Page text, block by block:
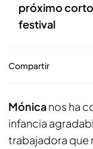
próximo
festival
Compartir
Mónicanos ha
infancia
trabajadora que